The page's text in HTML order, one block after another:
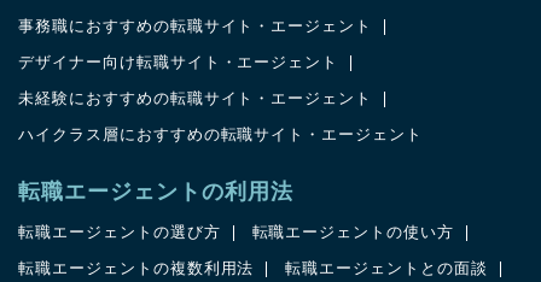
事務職におすすめの転職サイト・エージェント
デザイナー向け転職サイト・エージェント
未経験におすすめの転職サイト・エージェント
ハイクラス層におすすめの転職サイト・エージェント
転職エージェントの利用法
転職エージェントの選び方 転職エージェントの使い方
転職エージェントの複数利用法 転職エージェントとの面談